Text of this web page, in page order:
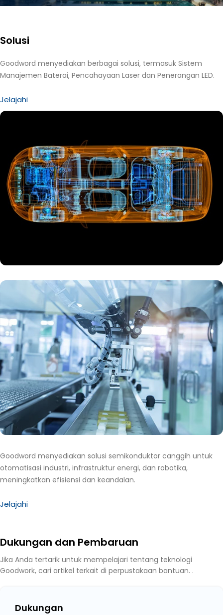
Solusi
Goodword menyediakan berbagai solusi, termasuk Sistem
Manajemen Baterai, Pencahayaan Laser dan Penerangan LED.
Jelajahi
Goodword menyediakan solusi semikonduktor canggih untuk
otomatisasi industri, infrastruktur energi, dan robotika,
meningkatkan efisiensi dan keandalan.
Jelajahi
Dukungan dan Pembaruan
Jika Anda tertarik untuk mempelajari tentang teknologi
Goodwork, cari artikel terkait di perpustakaan bantuan. .
Dukungan